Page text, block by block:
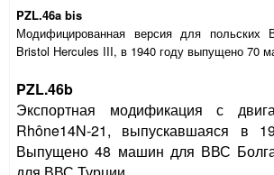
PZL.46a bis
Модифицированная версия для польских
Bristol Hercules III, в 1940 году выпущено 70
PZL.46b
Экспортная модификация с
Rhône14N-21, выпускавшаяся в
Выпущено 48 машин для ВВС